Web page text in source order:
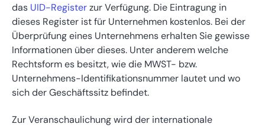
das UID-Registerzur Verfügung. Die Eintragung in
dieses Register ist für Unternehmen kostenlos. Bei der
Überprüfung eines Unternehmens erhalten Sie gewisse
Informationen über dieses. Unter anderem welche
Rechtsform es besitzt, wie die MWST- bzw.
Unternehmens-Identifikationsnummer lautet und wo
sich der Geschäftssitz befindet.
Zur Veranschaulichung wird der internationale